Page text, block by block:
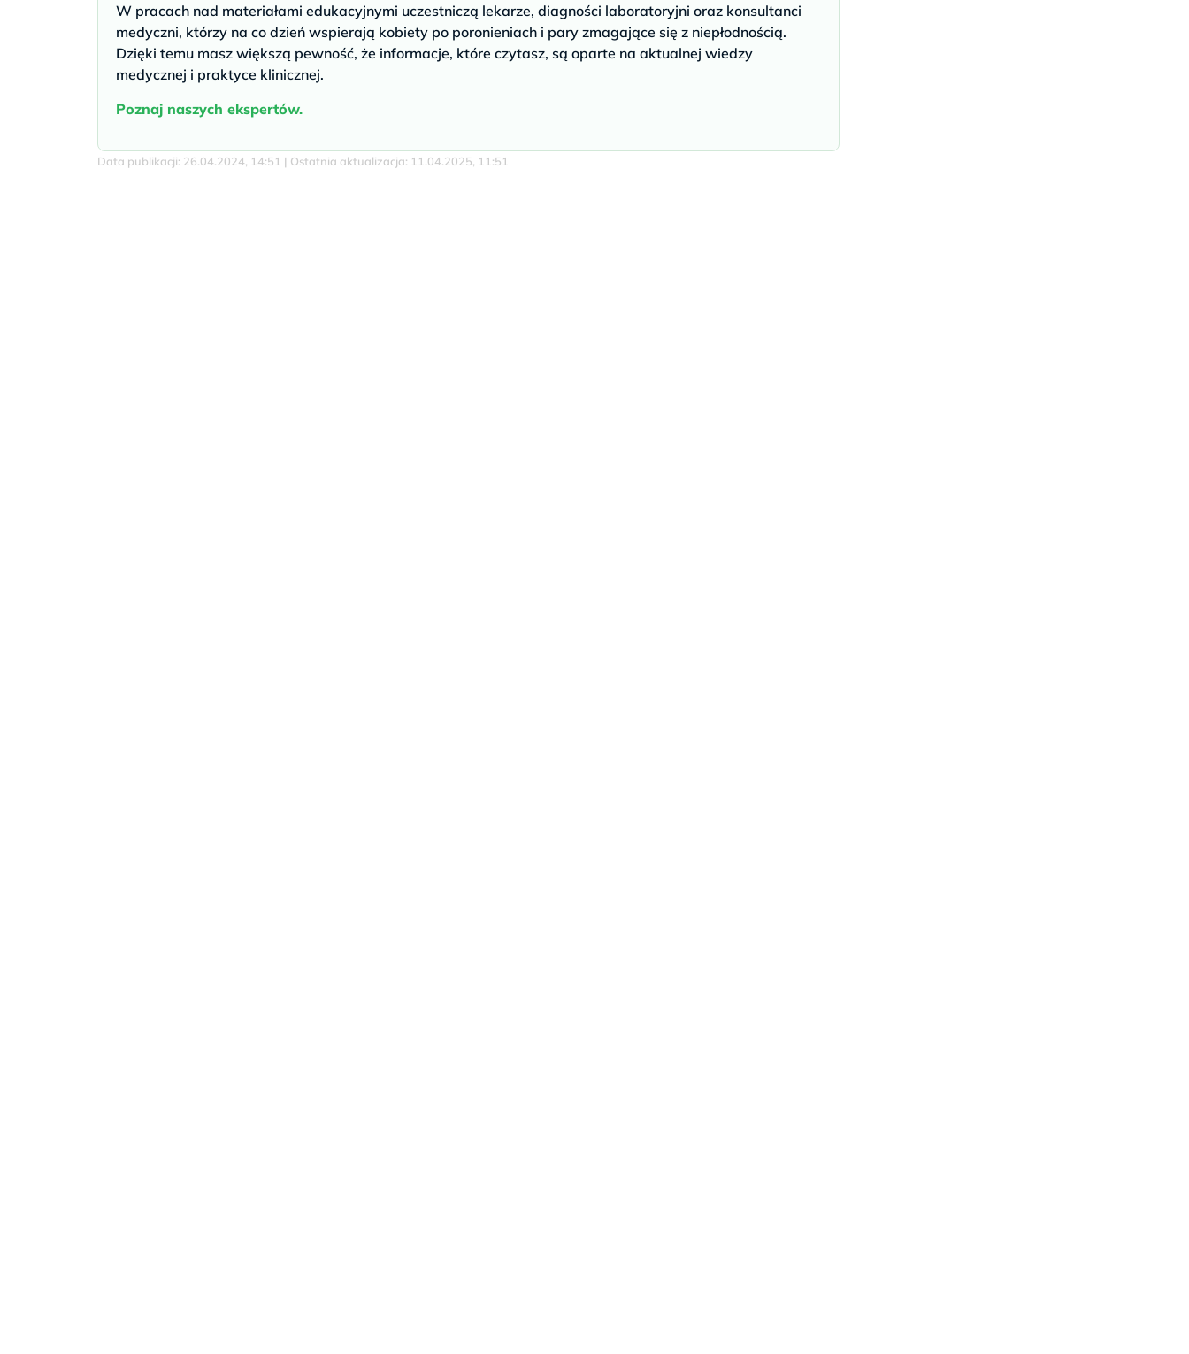
W pracach nad materiałami edukacyjnymi uczestniczą lekarze, diagności laboratoryjni oraz konsultanci
medyczni, którzy na co dzień wspierają kobiety po poronieniach i pary zmagające się z niepłodnością.
Dzięki temu masz większą pewność, że informacje, które czytasz, są oparte na aktualnej wiedzy
medycznej i praktyce klinicznej.
Poznaj naszych ekspertów.
Data publikacji: 26.04.2024, 14:51 | Ostatnia aktualizacja: 11.04.2025, 11:51